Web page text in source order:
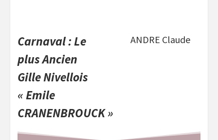
Carnaval : Le
plus Ancien
Gille Nivellois
« Emile
CRANENBROUCK »
ANDRE Claude